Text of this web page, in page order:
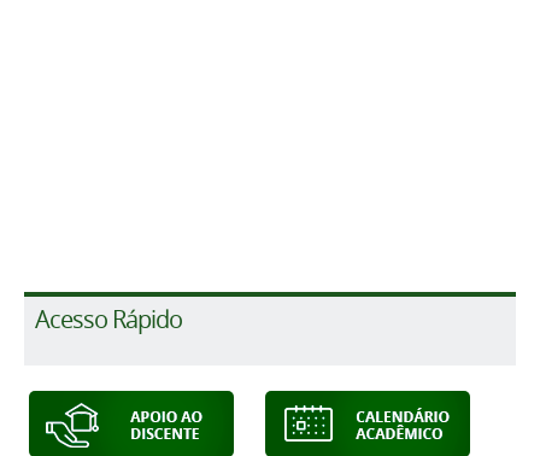
Acesso Rápido